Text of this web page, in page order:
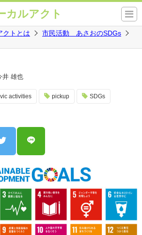
カルアクト
クトとは
市民活動 あさおのSDGs
井 雄也
activities pickup SDGs